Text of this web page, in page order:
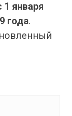
1 января
года.